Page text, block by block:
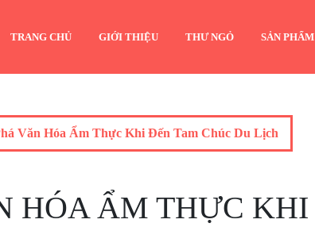
TRANG CHỦ GIỚI THIỆU THƯ NGỎ SẢN PHẨM
Văn Hóa Ẩm Thực Khi Đến Tam Chúc Du Lịch
HÓA ẨM THỰC KHI